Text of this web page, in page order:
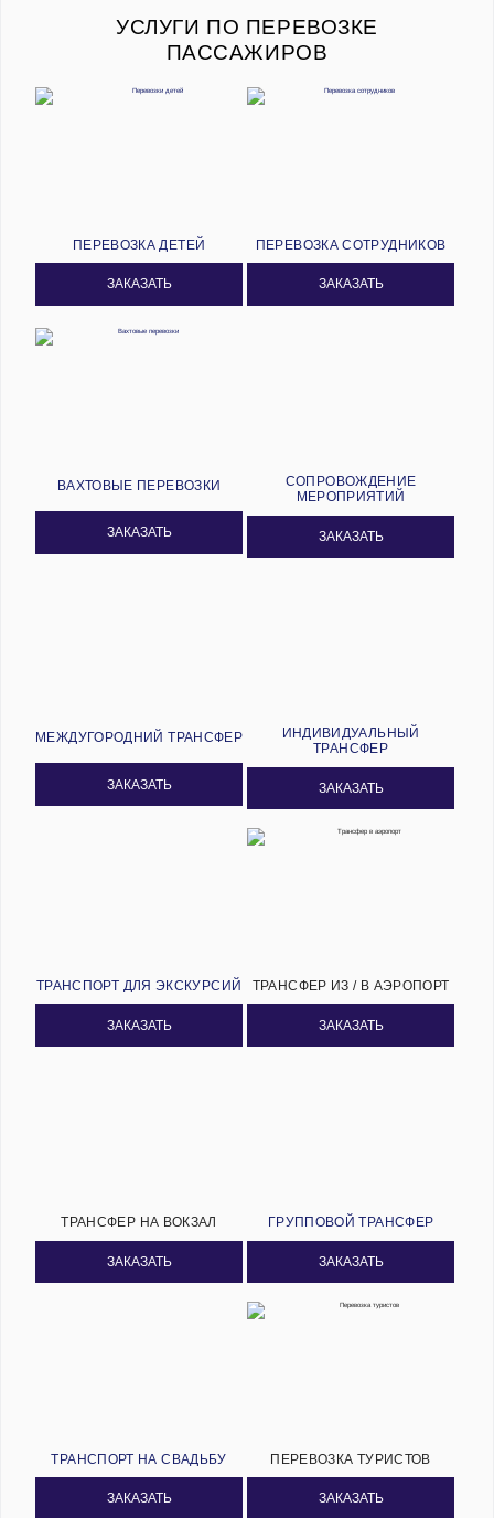
УСЛУГИ ПО ПЕРЕВОЗКЕ
ПАССАЖИРОВ
ПЕРЕВОЗКА ДЕТЕЙ
ЗАКАЗАТЬ
ПЕРЕВОЗКА СОТРУДНИКОВ
ЗАКАЗАТЬ
ВАХТОВЫЕ ПЕРЕВОЗКИ
ЗАКАЗАТЬ
СОПРОВОЖДЕНИЕ
МЕРОПРИЯТИЙ
ЗАКАЗАТЬ
МЕЖДУГОРОДНИЙ ТРАНСФЕР
ЗАКАЗАТЬ
ИНДИВИДУАЛЬНЫЙ
ТРАНСФЕР
ЗАКАЗАТЬ
ТРАНСПОРТ ДЛЯ ЭКСКУРСИЙ
ЗАКАЗАТЬ
ТРАНСФЕР ИЗ / В АЭРОПОРТ
ЗАКАЗАТЬ
ТРАНСФЕР НА ВОКЗАЛ
ЗАКАЗАТЬ
ГРУППОВОЙ ТРАНСФЕР
ЗАКАЗАТЬ
ТРАНСПОРТ НА СВАДЬБУ
ЗАКАЗАТЬ
ПЕРЕВОЗКА ТУРИСТОВ
ЗАКАЗАТЬ